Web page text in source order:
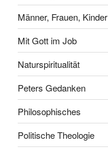
Männer, Frauen, Kinder
Mit Gott im Job
Naturspiritualität
Peters Gedanken
Philosophisches
Politische Theologie